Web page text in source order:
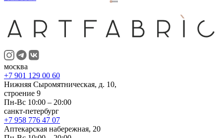
москва
+7 901 129 00 60
Нижняя Сыромятническая, д. 10,
строение 9
Пн-Вс 10:00 – 20:00
санкт-петербург
+7 958 776 47 07
Аптекарская набережная, 20